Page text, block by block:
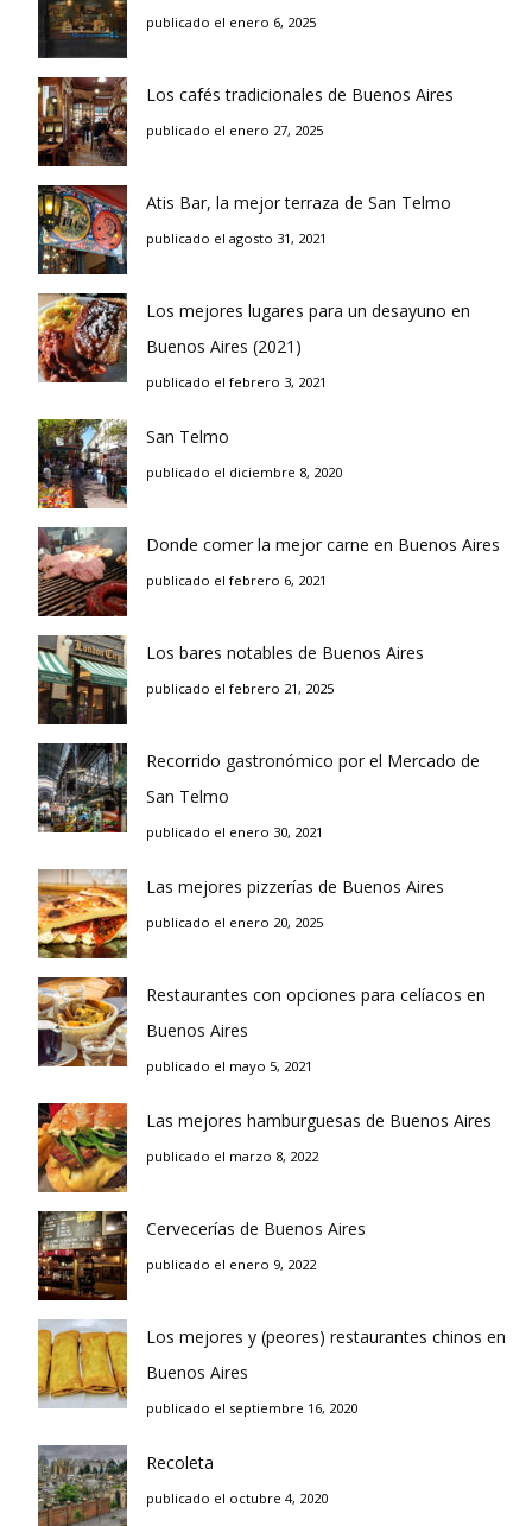
publicado el enero 6, 2025
Los cafés tradicionales de Buenos Aires
publicado el enero 27, 2025
Atis Bar, la mejor terraza de San Telmo
publicado el agosto 31, 2021
Los mejores lugares para un desayuno en
Buenos Aires (2021)
publicado el febrero 3, 2021
San Telmo
publicado el diciembre 8, 2020
Donde comer la mejor carne en Buenos Aires
publicado el febrero 6, 2021
Los bares notables de Buenos Aires
publicado el febrero 21, 2025
Recorrido gastronómico por el Mercado de
San Telmo
publicado el enero 30, 2021
Las mejores pizzerías de Buenos Aires
publicado el enero 20, 2025
Restaurantes con opciones para celíacos en
Buenos Aires
publicado el mayo 5, 2021
Las mejores hamburguesas de Buenos Aires
publicado el marzo 8, 2022
Cervecerías de Buenos Aires
publicado el enero 9, 2022
Los mejores y (peores) restaurantes chinos en
Buenos Aires
publicado el septiembre 16, 2020
Recoleta
publicado el octubre 4, 2020